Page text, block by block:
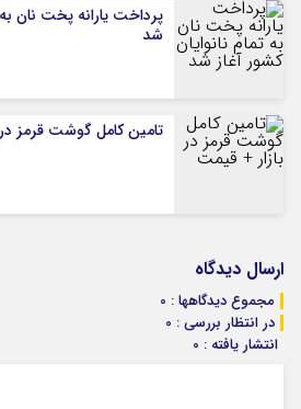
پرداخت یارانه پخت نان به
شد
تامین کامل گوشت قرمز
ارسال دیدگاه
مجموع دیدگاهها : 0
در انتظار بررسی : 0
انتشار یافته : 0